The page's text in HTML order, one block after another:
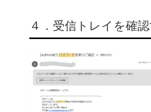
４．受信トレイを確